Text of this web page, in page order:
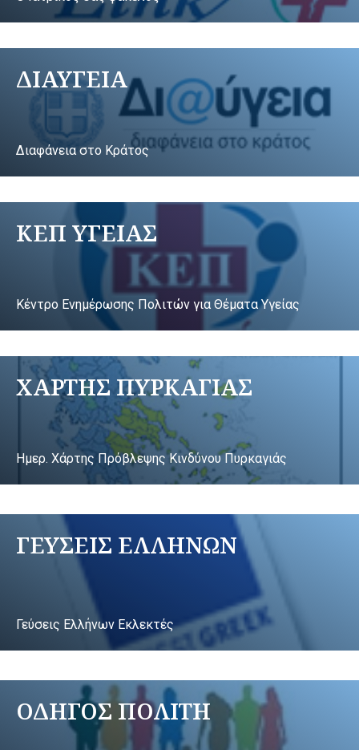
ΔΙΑΥΓΕΙΑ
Διαφάνεια στο Κράτος
ΚΕΠ ΥΓΕΙΑΣ
Κέντρο Ενημέρωσης Πολιτών για Θέματα Υγείας
ΧΑΡΤΗΣ ΠΥΡΚΑΓΙΑΣ
Ημερ. Χάρτης Πρόβλεψης Κινδύνου Πυρκαγιάς
ΓΕΥΣΕΙΣ ΕΛΛΗΝΩΝ
Γεύσεις Ελλήνων Εκλεκτές
ΟΔΗΓΟΣ ΠΟΛΙΤΗ